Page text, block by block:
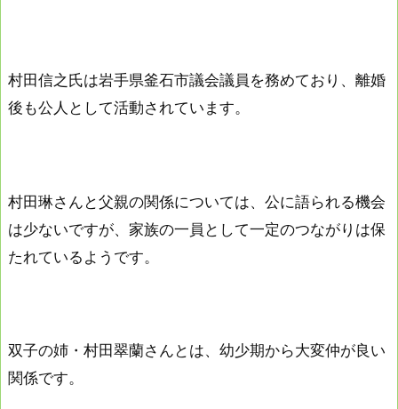
村田信之氏は岩手県釜石市議会議員を務めており、離婚
後も公人として活動されています。
村田琳さんと父親の関係については、公に語られる機会
は少ないですが、家族の一員として一定のつながりは保
たれているようです。
双子の姉・村田翠蘭さんとは、幼少期から大変仲が良い
関係です。